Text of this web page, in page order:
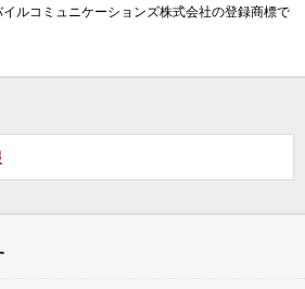
イルコミュニケーションズ株式会社の登録商標で